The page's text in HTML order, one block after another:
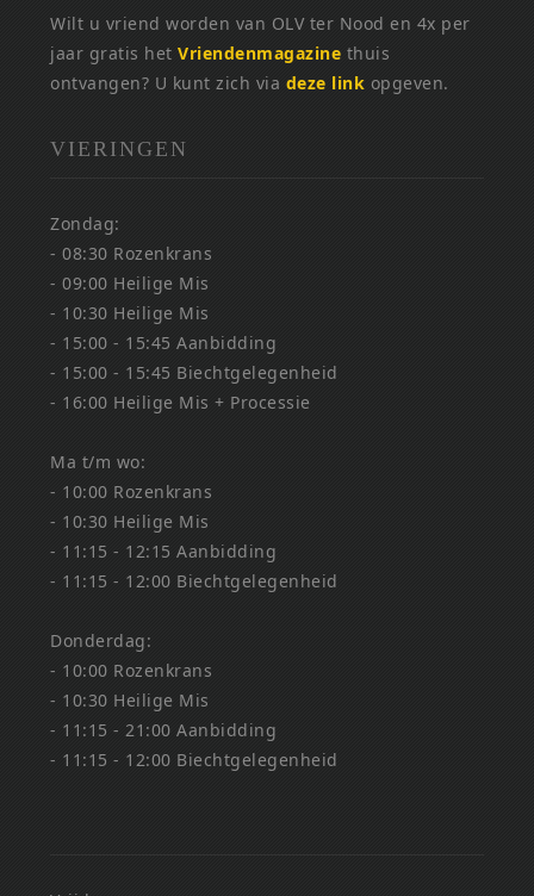
Wilt u vriend worden van OLV ter Nood en 4x per
jaar gratis hetVriendenmagazine thuis
ontvangen? U kunt zich via deze link opgeven.
VIERINGEN
Zondag:
- 08:30 Rozenkrans
- 09:00 Heilige Mis
- 10:30 Heilige Mis
- 15:00 - 15:45 Aanbidding
- 15:00 - 15:45 Biechtgelegenheid
- 16:00 Heilige Mis + Processie
Ma t/m wo:
- 10:00 Rozenkrans
- 10:30 Heilige Mis
- 11:15 - 12:15 Aanbidding
- 11:15 - 12:00 Biechtgelegenheid
Donderdag:
- 10:00 Rozenkrans
- 10:30 Heilige Mis
- 11:15 - 21:00 Aanbidding
- 11:15 - 12:00 Biechtgelegenheid